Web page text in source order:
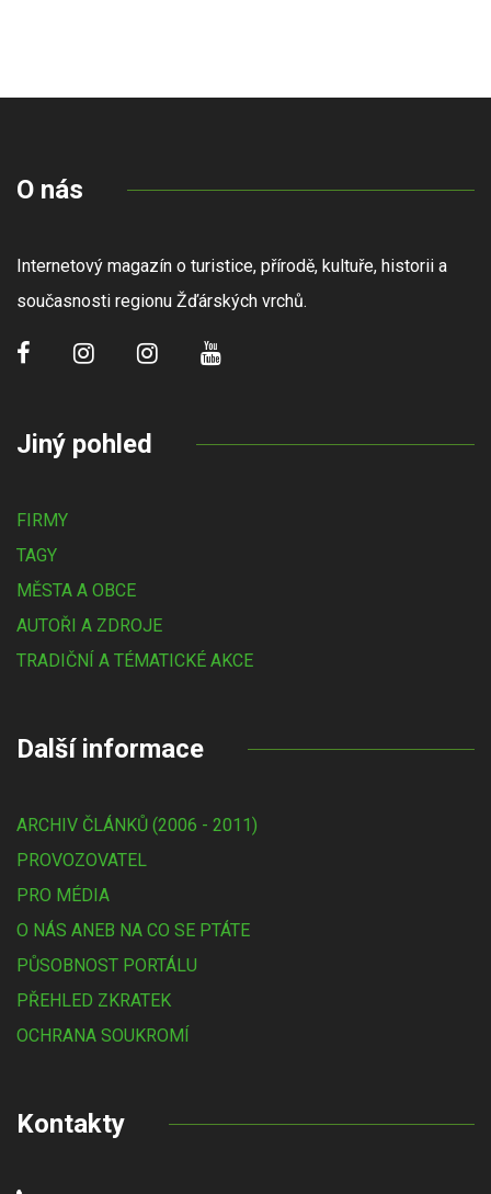
O nás
Internetový magazín o turistice, přírodě, kultuře, historii a
současnosti regionu Žďárských vrchů.
Jiný pohled
FIRMY
TAGY
MĚSTA A OBCE
AUTOŘI A ZDROJE
TRADIČNÍ A TÉMATICKÉ AKCE
Další informace
ARCHIV ČLÁNKŮ (2006 - 2011)
PROVOZOVATEL
PRO MÉDIA
O NÁS ANEB NA CO SE PTÁTE
PŮSOBNOST PORTÁLU
PŘEHLED ZKRATEK
OCHRANA SOUKROMÍ
Kontakty